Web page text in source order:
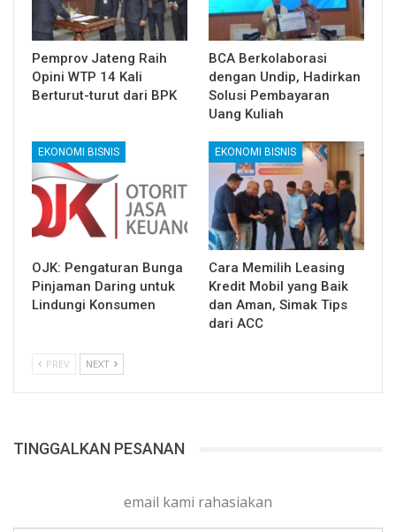
Pemprov Jateng Raih
Opini WTP 14 Kali
Berturut-turut dari BPK
BCA Berkolaborasi
dengan Undip, Hadirkan
Solusi Pembayaran
Uang Kuliah
EKONOMI BISNIS
OJK: Pengaturan Bunga
Pinjaman Daring untuk
Lindungi Konsumen
EKONOMI BISNIS
Cara Memilih Leasing
Kredit Mobil yang Baik
dan Aman, Simak Tips
dari ACC
PREV NEXT
TINGGALKAN PESANAN
email kami rahasiakan